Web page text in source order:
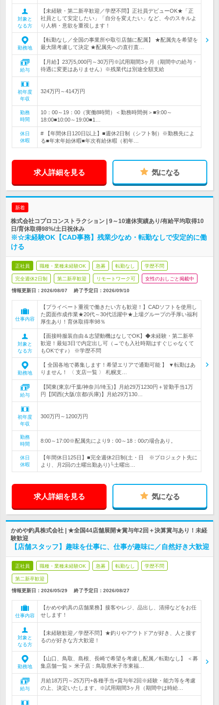
対象と
なる方
【未経験・第二新卒歓迎／学歴不問】正社員デビューOK★「正
社員として安定したい」「自分を変えたい」など、今のスキルよ
り人柄・意欲を重視します！
勤務地
【転勤なし／全国の事業所や取引店舗に配属】 ★配属先を希望を
最大限考慮して決定 ★配属先への直行直…
給与
【月給】23万5,000円～30万円※試用期間3ヶ月（期間中の給与・
待遇に変更はありません）※残業代は別途全額支給
初年度
年収
324万円～414万円
勤務
時間
10：00～19：00（実働8時間）＜勤務時間例＞■9:00～
18:00■10:00～19:00■1…
休日
休暇
# 【年間休日120日以上】■週休2日制（シフト制）※勤務先によ
る■年末年始休暇■年次有給休暇（初年…
求人詳細を見る 気になる
新着
株式会社コプロコンストラクション | 9～10連休実績あり/有給平均取得10
日/育休取得98%/土日祝休み
※☆未経験OK【CAD事務】残業少なめ・転勤なしで安定的に働
ける
正社員 職種・業種未経験OK 急募 転勤なし 学歴不問
完全週休2日制 第二新卒歓迎 リモートワーク可 女性のおしごと掲載中
情報更新日：2026/08/07 終了予定日： 2026/09/10
仕事内容
【プライベート重視で働きたい方も歓迎！】CADソフトを使用し
た図面作成作業★20代～30代活躍中★上場グループの手厚い福利
厚生あり！育休取得率98％
対象と
なる方
【面接時服装自由＆志望動機はなしでOK】◆未経験・第二新卒
歓迎！最短3日で内定出し可（→でも入社時期はすぐじゃなくて
もOKです♪） ※学歴不問
勤務地
【 全国各地で募集します！希望エリアで通勤可能 】 ▼転勤はあ
りません！ 〈 支店一覧 〉 札幌支…
給与
【関東(東京/千葉/神奈川/埼玉)】月給29万1230円＋皆勤手当1万
円【関西(大阪/京都/兵庫)】月給29万130…
初年度
年収
300万円～1200万円
勤務
時間
8:00～17:00※配属先により9：00～18：00の場合あり。
休日
休暇
【年間休日125日】■完全週休2日制(土・日 ※プロジェクト先に
より、月2回の土曜出勤あり)└土曜出…
求人詳細を見る 気になる
かめや釣具株式会社 | ★全国44店舗展開★賞与年2回＋決算賞与あり！未経
験歓迎
【店舗スタッフ】趣味を仕事に、仕事が趣味に／自然好き大歓迎
正社員 職種・業種未経験OK 急募 転勤なし 学歴不問
第二新卒歓迎
情報更新日：2026/05/29 終了予定日： 2026/08/27
仕事内容
【かめや釣具の店舗業務】接客やレジ、品出し、清掃などをお任
せします！
対象と
なる方
【未経験歓迎／学歴不問】★釣りやアウトドアが好き、人と接す
るのが好きな方大歓迎！
勤務地
【山口、鳥取、島根、長崎で希望を考慮し配属／転勤なし】 ＜募
集店舗一覧＞ 米子店：鳥取県米子市東福…
給与
月給18万円～25万円+各種手当+賞与年2回※経験・能力等を考慮
の上、決定いたします。※試用期間3ヶ月（期間中は時給…